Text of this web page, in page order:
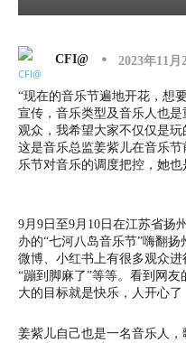
CFI@ 2023年11月
“现在的音乐节遍地开花，想
宣传，音乐类型及音乐人也
观众，我希望大家不仅仅是
这是音乐总监姜紫儿在音乐
乐节对音乐的调度把控，她也
9月9日至9月10日在江苏省扬
办的“七河八岛音乐节”嗨翻
微博、小红书上有很多观众进
“蹦到脚麻了”等等。看到网
大的目标就是快乐，人开心了
姜紫儿自己也是一名音乐人